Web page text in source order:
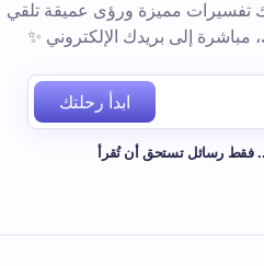
تفسيرات مميزة ورؤى عميقة تلقي
مباشرة إلى بريدك الإلكتروني ✨
ابدأ رحلتك
فقط رسائل تستحق أن تُقرأ